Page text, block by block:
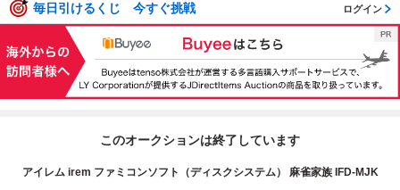
毎日引けるくじ 今すぐ挑戦 ログイン
このオークションは終了しています
アイレム irem ファミコンソフト（ディスクシステム） 麻雀家族 IFD-MJK